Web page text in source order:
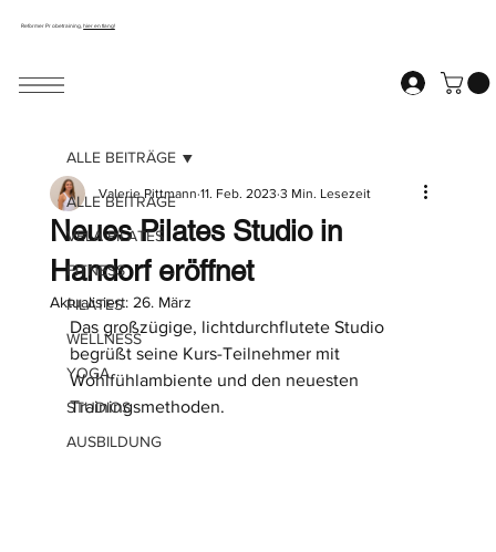
Reformer Probetraining, hier entlang!
ALLE BEITRÄGE
VELA PILATES
FITNESS
PILATES
WELLNESS
YOGA
STUDIOS
AUSBILDUNG
ALLE BEITRÄGE
Neues Pilates Studio in
Handorf eröffnet
Valerie Pittmann 11. Feb. 2023 3 Min. Lesezeit
Aktualisiert: 26. März
Das großzügige, lichtdurchflutete Studio
begrüßt seine Kurs-Teilnehmer mit
Wohlfühlambiente und den neuesten
Trainingsmethoden.